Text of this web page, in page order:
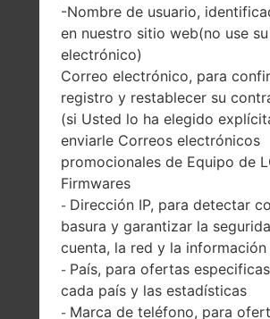
155 gramos (5.47
onzas)
Unknown
-Nombre de usuario,
en nuestro sitio web(no use
electrónico)
Correo electrónico, para
registro y restablecer su
(si Usted lo ha elegido
enviarle Correos electrónicos
promocionales de Equipo de
Firmwares
- Dirección IP, para detectar
basura y garantizar la
cuenta, la red y la información
- País, para ofertas
cada país y las estadísticas
- Marca de teléfono, para